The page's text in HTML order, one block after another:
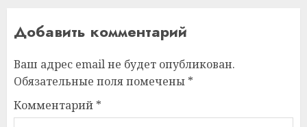
Добавить комментарий
Ваш адрес email не будет опубликован.
Обязательные поля помечены *
Комментарий *